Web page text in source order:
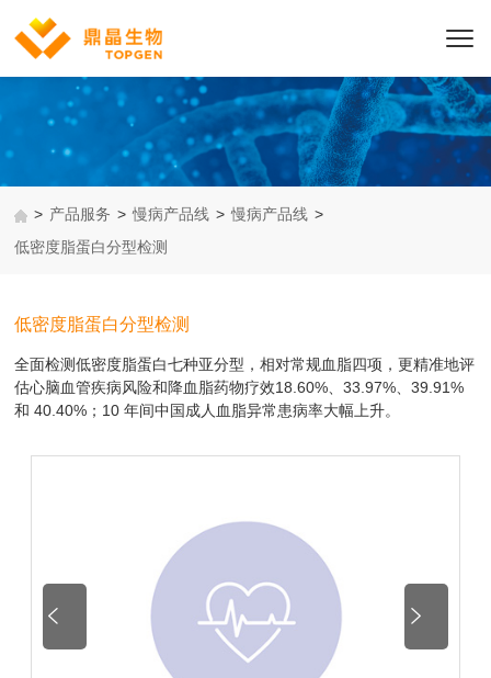
> 产品服务 > 慢病产品线 > 慢病产品线 >
低密度脂蛋白分型检测
低密度脂蛋白分型检测
全面检测低密度脂蛋白七种亚分型，相对常规血脂四项，更精准地评
估心脑血管疾病风险和降血脂药物疗效18.60%、33.97%、39.91%
和 40.40%；10 年间中国成人血脂异常患病率大幅上升。
 